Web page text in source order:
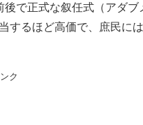
で正式な叙任式（アダブ
するほど高価で、庶民に
ク